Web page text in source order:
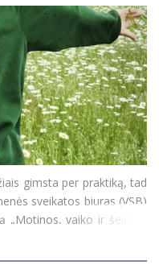
gimsta per praktiką, tad
sveikatos biuras (VSB)
vaiko ir šeimos
kviečia dalyvauti